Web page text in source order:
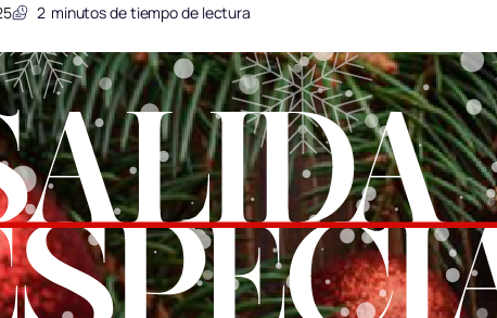
2 minutos de tiempo de lectura